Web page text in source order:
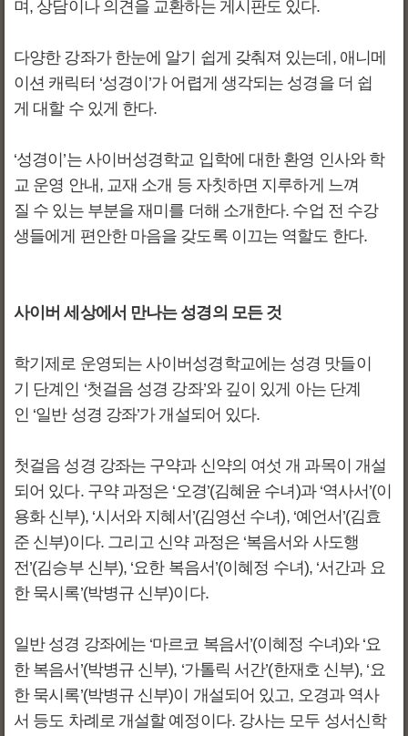
며, 상담이나 의견을 교환하는 게시판도 있다.
다양한 강좌가 한눈에 알기 쉽게 갖춰져 있는데, 애니메
이션 캐릭터 ‘성경이’가 어렵게 생각되는 성경을 더 쉽
게 대할 수 있게 한다.
‘성경이’는 사이버성경학교 입학에 대한 환영 인사와 학
교 운영 안내, 교재 소개 등 자칫하면 지루하게 느껴
질 수 있는 부분을 재미를 더해 소개한다. 수업 전 수강
생들에게 편안한 마음을 갖도록 이끄는 역할도 한다.
사이버 세상에서 만나는 성경의 모든 것
학기제로 운영되는 사이버성경학교에는 성경 맛들이
기 단계인 ‘첫걸음 성경 강좌’와 깊이 있게 아는 단계
인 ‘일반 성경 강좌’가 개설되어 있다.
첫걸음 성경 강좌는 구약과 신약의 여섯 개 과목이 개설
되어 있다. 구약 과정은 ‘오경’(김혜윤 수녀)과 ‘역사서’(이
용화 신부), ‘시서와 지혜서’(김영선 수녀), ‘예언서’(김효
준 신부)이다. 그리고 신약 과정은 ‘복음서와 사도행
전’(김승부 신부), ‘요한 복음서’(이혜정 수녀), ‘서간과 요
한 묵시록’(박병규 신부)이다.
일반 성경 강좌에는 ‘마르코 복음서’(이혜정 수녀)와 ‘요
한 복음서’(박병규 신부), ‘가톨릭 서간’(한재호 신부), ‘요
한 묵시록’(박병규 신부)이 개설되어 있고, 오경과 역사
서 등도 차례로 개설할 예정이다. 강사는 모두 성서신학